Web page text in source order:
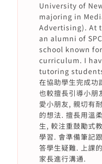
University of
majoring in
Advertising). At
an alumni of
school known
curriculum. I
tutoring
在協助學生完成功
也較擅長引導小朋
愛小朋友, 親切有
的想法. 擅長用溫
生, 較注重鼓勵式
學習. 會準備筆記
答學生疑難. 上課
家長進行溝通.